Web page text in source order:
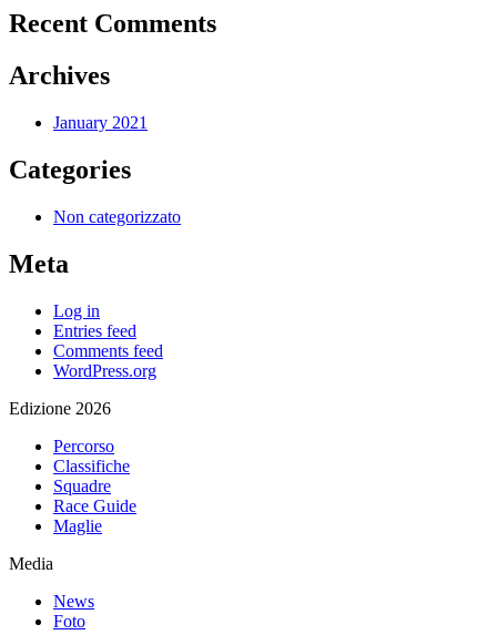
Recent Comments
Archives
January 2021
Categories
Non categorizzato
Meta
Log in
Entries feed
Comments feed
WordPress.org
Edizione 2026
Percorso
Classifiche
Squadre
Race Guide
Maglie
Media
News
Foto